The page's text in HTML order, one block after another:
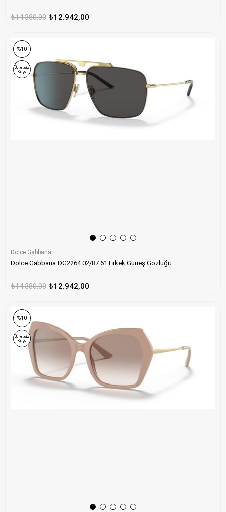
₺12.942,00
₺14.380,00
Dolce Gabbana
Dolce Gabbana DG2264 02/87 61 Erkek Güneş Gözlüğü
₺12.942,00
₺14.380,00
%10
Ücretsiz
Kargo
%10
Ücretsiz
Kargo